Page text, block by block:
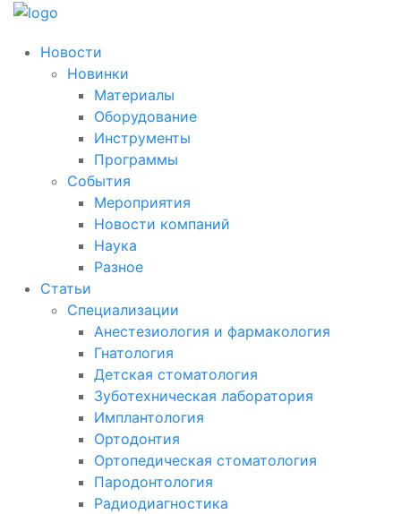
Новости
Новинки
Материалы
Оборудование
Инструменты
Программы
События
Мероприятия
Новости компаний
Наука
Разное
Статьи
Специализации
Анестезиология и фармакология
Гнатология
Детская стоматология
Зуботехническая лаборатория
Имплантология
Ортодонтия
Ортопедическая стоматология
Пародонтология
Радиодиагностика